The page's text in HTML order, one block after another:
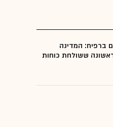
ברפיח: המדינה
ששולחת כוחות